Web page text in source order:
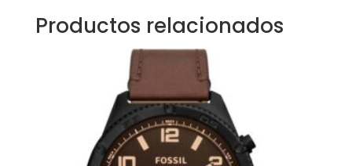
Productos relacionados